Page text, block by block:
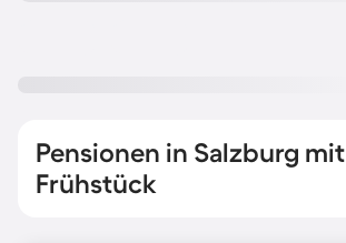
Pensionen in Salzburg mit
Frühstück